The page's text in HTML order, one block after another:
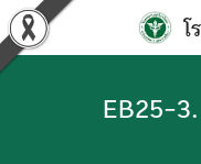
Skip
to
content
โ
EB25-